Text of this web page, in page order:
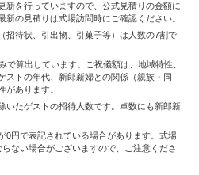
新を行っていますので、公式見積りの金額に
の見積りは式場訪問時にご確認ください。
招待状、引出物、引菓子等）は人数の7割で
で算出しています。ご祝儀額は、地域特性、
ストの年代、新郎新婦との関係（親族・同
があります。
いたゲストの招待人数です。卓数にも新郎新
0円で表記されている場合があります。式場
ない場合がございますので、ご注意くださ